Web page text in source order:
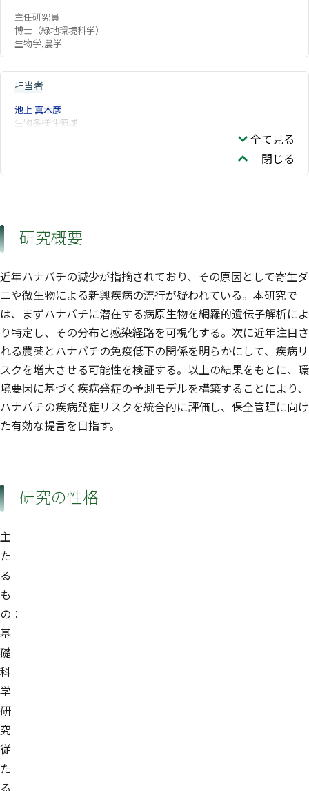
主任研究員
博士（緑地環境科学）
生物学,農学
担当者
池上 真木彦
生物多様性領域
全て見る
閉じる
研究概要
近年ハナバチの減少が指摘されており、その原因として寄生ダ
ニや微生物による新興疾病の流行が疑われている。本研究で
は、まずハナバチに潜在する病原生物を網羅的遺伝子解析によ
り特定し、その分布と感染経路を可視化する。次に近年注目さ
れる農薬とハナバチの免疫低下の関係を明らかにして、疾病リ
スクを増大させる可能性を検証する。以上の結果をもとに、環
境要因に基づく疾病発症の予測モデルを構築することにより、
ハナバチの疾病発症リスクを統合的に評価し、保全管理に向け
た有効な提言を目指す。
研究の性格
主
た
る
も
の：
基
礎
科
学
研
究
従
た
る